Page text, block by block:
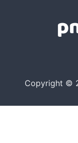
Copyright ©